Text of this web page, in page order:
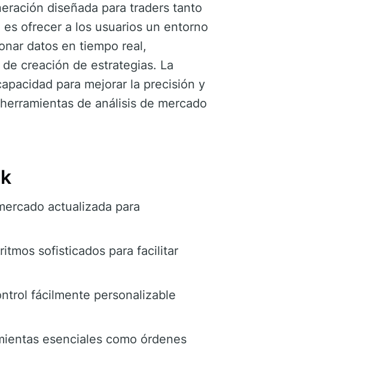
diseñada para traders tanto
ofrecer a los usuarios un entorno
datos en tiempo real,
creación de estrategias. La
para mejorar la precisión y
de análisis de mercado
actualizada para
sofisticados para facilitar
fácilmente personalizable
esenciales como órdenes